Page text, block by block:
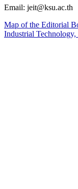
Email: jeit@ksu.ac.th
Map of the Editorial
Industrial